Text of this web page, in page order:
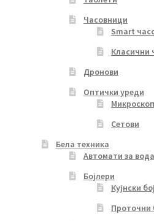
Часовници
Smart
Класични
Дронови
Оптички уреди
Сетови
Бела техника
Автомати за вода
Бојлери
Кујнски
Проточни